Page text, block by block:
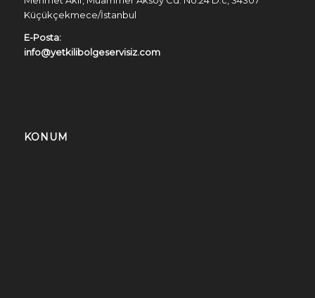
Küçükçekmece/İstanbul
E-Posta:
info@yetkilibolgeservisiz.com
KONUM